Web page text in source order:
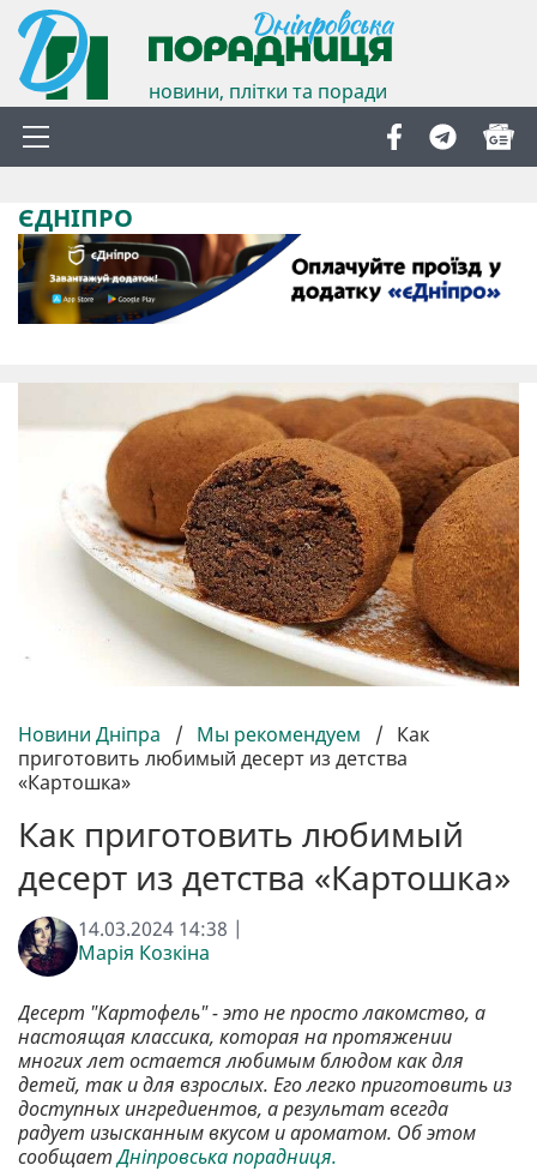
новини, плітки та поради
ЄДНІПРО
Новини Дніпра / Мы рекомендуем / Как
приготовить любимый десерт из детства
«Картошка»
Как приготовить любимый
десерт из детства «Картошка»
14.03.2024 14:38 |
Марія Козкіна
Десерт "Картофель" - это не просто лакомство, а
настоящая классика, которая на протяжении
многих лет остается любимым блюдом как для
детей, так и для взрослых. Его легко приготовить из
доступных ингредиентов, а результат всегда
радует изысканным вкусом и ароматом. Об этом
сообщаетДніпровська порадниця.